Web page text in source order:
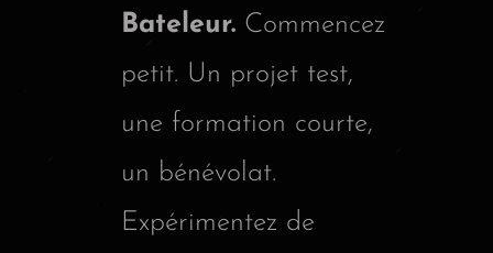
Bateleur. Commencez
petit. Un projet test,
une formation courte,
un bénévolat.
Expérimentez de